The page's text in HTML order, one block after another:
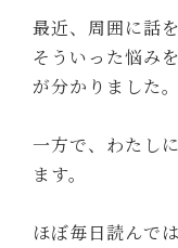
最近、周囲に話
そういった悩み
が分かりました。
一方で、わたし
ます。
ほぼ毎日読んで